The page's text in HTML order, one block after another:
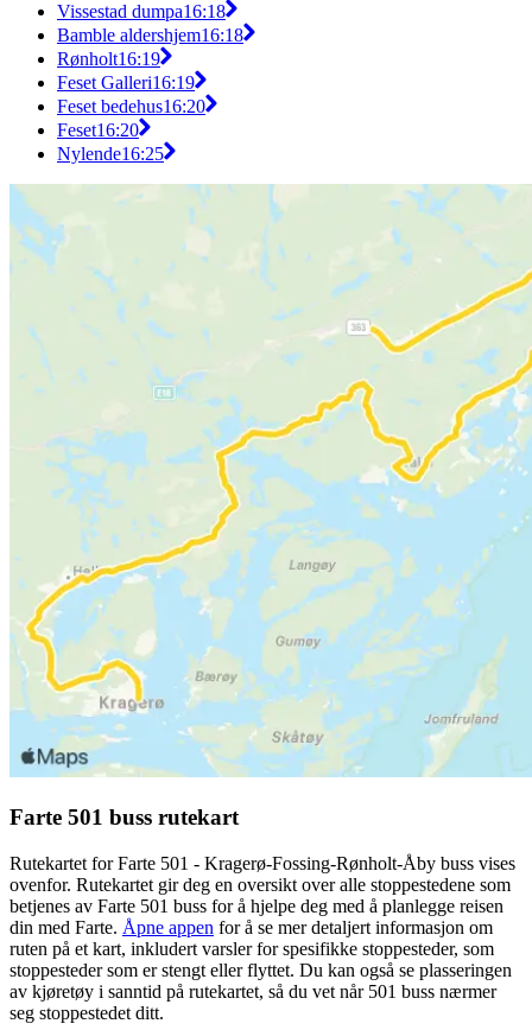
Vissestad dumpa16:18
Bamble aldershjem16:18
Rønholt16:19
Feset Galleri16:19
Feset bedehus16:20
Feset16:20
Nylende16:25
Farte 501 buss rutekart
Rutekartet for Farte 501 - Kragerø-Fossing-Rønholt-Åby buss vises
ovenfor. Rutekartet gir deg en oversikt over alle stoppestedene som
betjenes av Farte 501 buss for å hjelpe deg med å planlegge reisen
din med Farte. Åpne appen for å se mer detaljert informasjon om
ruten på et kart, inkludert varsler for spesifikke stoppesteder, som
stoppesteder som er stengt eller flyttet. Du kan også se plasseringen
av kjøretøy i sanntid på rutekartet, så du vet når 501 buss nærmer
seg stoppestedet ditt.